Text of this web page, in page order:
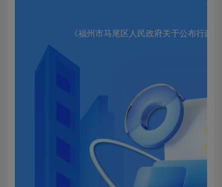
《福州市马尾区人民政府关于公布行政